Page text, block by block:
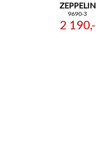
ZEPPELIN
9690-3
2 190,-